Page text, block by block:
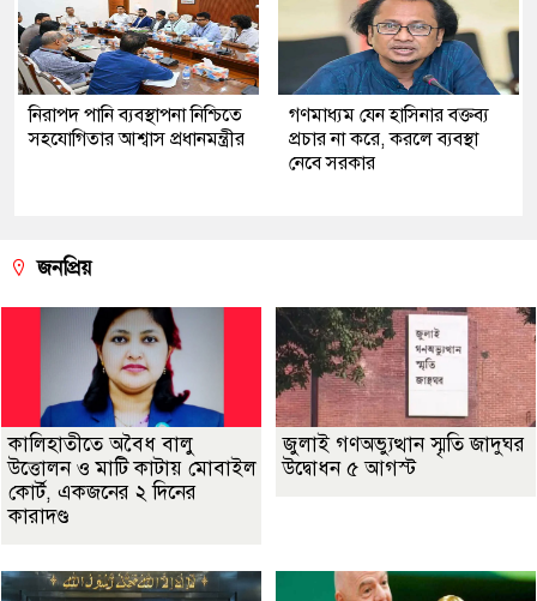
নিরাপদ পানি ব্যবস্থাপনা নিশ্চিতে
সহযোগিতার আশ্বাস প্রধানমন্ত্রীর
গণমাধ্যম যেন হাসিনার বক্তব্য
প্রচার না করে, করলে ব্যবস্থা
নেবে সরকার
জনপ্রিয়
কালিহাতীতে অবৈধ বালু
উত্তোলন ও মাটি কাটায় মোবাইল
কোর্ট, একজনের ২ দিনের
কারাদণ্ড
জুলাই গণঅভ্যুত্থান স্মৃতি জাদুঘর
উদ্বোধন ৫ আগস্ট